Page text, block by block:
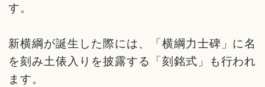
す。
新横綱が誕生した際には、「横綱力士碑」に名
を刻み土俵入りを披露する「刻銘式」も行われ
ます。